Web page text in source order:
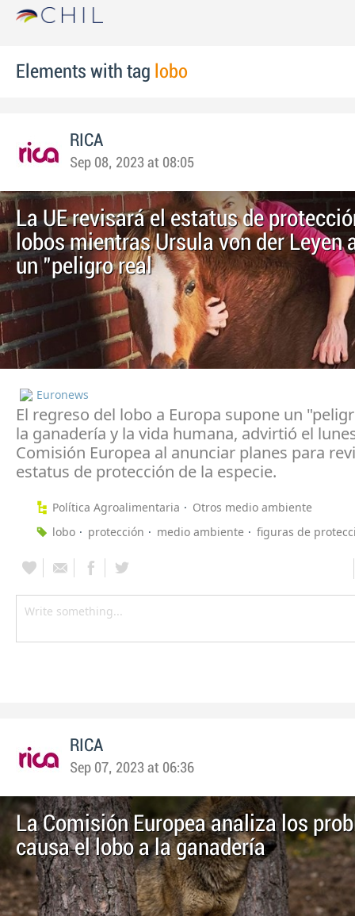
Elements with tag lobo
RICA
Sep 08, 2023 at 08:05
La UE revisará el estatus de
lobos mientras Ursula von der Leyen
un "peligro real
Euronews
El regreso del lobo a Europa supone un
la ganadería y la vida humana, advirtió el
Comisión Europea al anunciar planes para
estatus de protección de la especie.
Política Agroalimentaria
Otros medio ambiente
lobo
protección medio ambiente figuras de
RICA
Sep 07, 2023 at 06:36
La Comisión Europea analiza los
causa el lobo a la ganadería